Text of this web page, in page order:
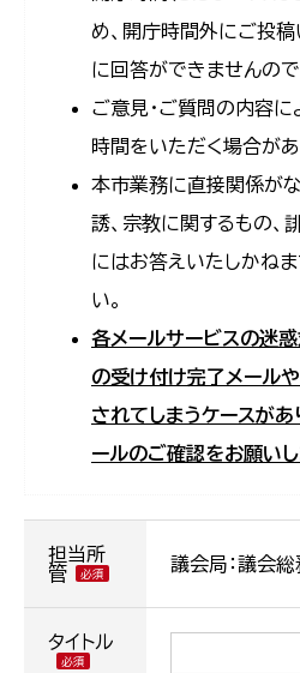
め、開庁時間外にご投
に回答ができませんので
ご意見・ご質問の内容に
時間をいただく場合があ
本市業務に直接関係が
誘、宗教に関するもの、
にはお答えいたしかね
い。
各メールサービスの迷惑
の受け付け完了メール
されてしまうケースがあ
ールのご確認をお願いし
担当所
管
議会局：議会総
タイトル